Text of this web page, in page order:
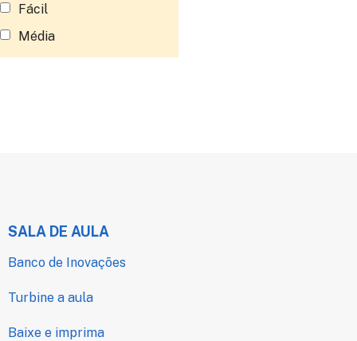
Fácil
Média
SALA DE AULA
Banco de Inovações
Turbine a aula
Baixe e imprima